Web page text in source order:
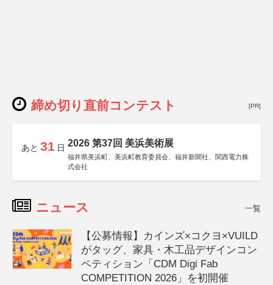
締め切り直前コンテスト [PR]
あと 31 日 2026 第37回 美浜美術展
福井県美浜町、美浜町教育委員会、福井新聞社、関西電力株
式会社
ニュース 一覧
【公募情報】カインズ×コクヨ×VUILD
がタッグ、家具・木工品デザインコン
ペティション「CDM Digi Fab
COMPETITION 2026」を初開催